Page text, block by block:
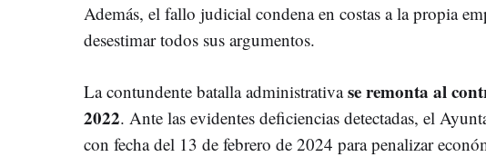
Además, el fallo judicial condena en costas a la propia
desestimar todos sus argumentos.
La contundente batalla administrativase remonta al
2022. Ante las evidentes deficiencias detectadas, el
con fecha del 13 de febrero de 2024 para penalizar